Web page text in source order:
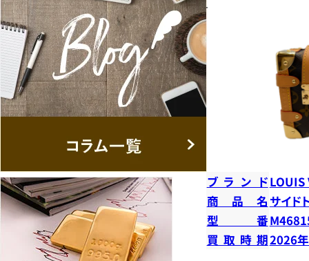
ブランドLOUIS
商品名 サイド
型番
買取時期2026